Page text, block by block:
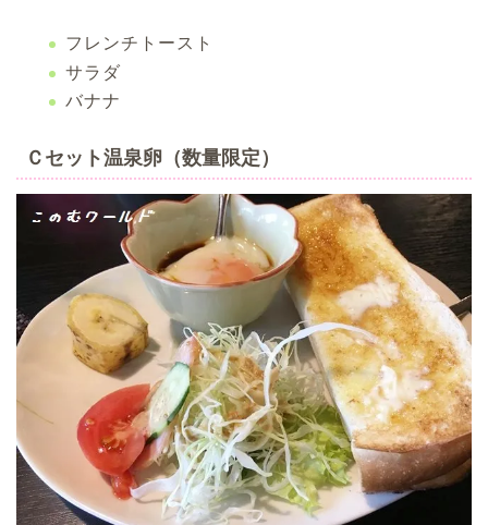
フレンチトースト
サラダ
バナナ
Ｃセット温泉卵（数量限定）